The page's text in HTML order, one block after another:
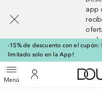
app
-15% de descuento con el cupón:
limitado solo en la App!
MenúAbrir menúMi cuenta
Regresar
Ejecutar búsqueda